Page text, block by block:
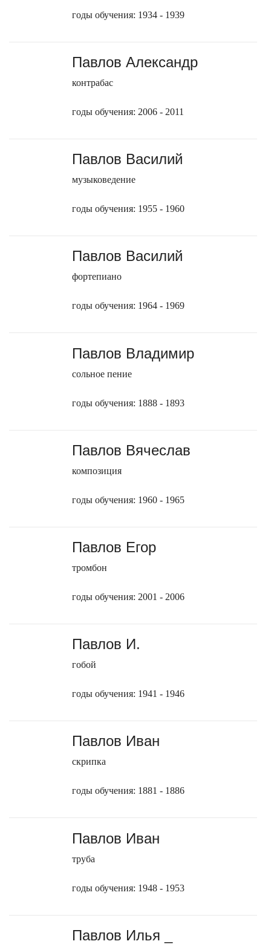
годы обучения: 1934 - 1939
Павлов Александр
контрабас
годы обучения: 2006 - 2011
Павлов Василий
музыковедение
годы обучения: 1955 - 1960
Павлов Василий
фортепиано
годы обучения: 1964 - 1969
Павлов Владимир
сольное пение
годы обучения: 1888 - 1893
Павлов Вячеслав
композиция
годы обучения: 1960 - 1965
Павлов Егор
тромбон
годы обучения: 2001 - 2006
Павлов И.
гобой
годы обучения: 1941 - 1946
Павлов Иван
скрипка
годы обучения: 1881 - 1886
Павлов Иван
труба
годы обучения: 1948 - 1953
Павлов Илья _